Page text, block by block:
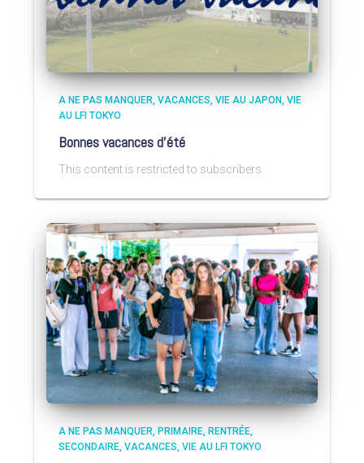
A NE PAS MANQUER VACANCES VIE AU JAPON VIE
AU LFI TOKYO
Bonnes vacances d’été
This content is restricted to subscribers
A NE PAS MANQUER PRIMAIRE RENTRÉE
SECONDAIRE VACANCES VIE AU LFI TOKYO